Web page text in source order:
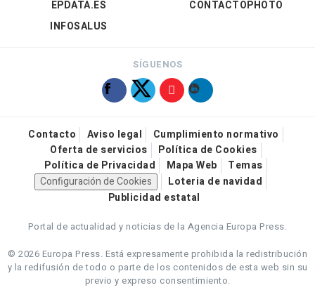
EPDATA.ES
INFOSALUS
CONTACTOPHOTO
SÍGUENOS
Contacto Aviso legal
Cumplimiento normativo
Oferta de servicios
Política de Cookies
Política de Privacidad
Mapa Web
Temas
Configuración de Cookies
Loteria de navidad
Publicidad estatal
Portal de actualidad y noticias de la Agencia Europa Press.
© 2026 Europa Press. Está expresamente prohibida la redistribución
y la redifusión de todo o parte de los contenidos de esta web sin su
previo y expreso consentimiento.